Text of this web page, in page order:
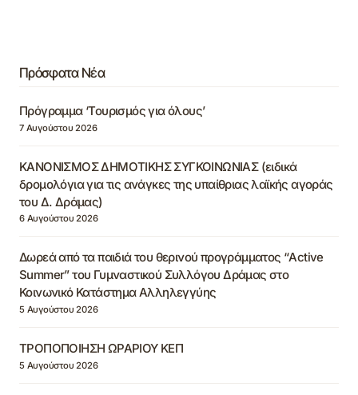
Πρόσφατα Νέα
Πρόγραμμα ‘Τουρισμός για όλους’
7 Αυγούστου 2026
ΚΑΝΟΝΙΣΜΟΣ ΔΗΜΟΤΙΚΗΣ ΣΥΓΚΟΙΝΩΝΙΑΣ (ειδικά
δρομολόγια για τις ανάγκες της υπαίθριας λαϊκής αγοράς
του Δ. Δράμας)
6 Αυγούστου 2026
Δωρεά από τα παιδιά του θερινού προγράμματος “Active
Summer” του Γυμναστικού Συλλόγου Δράμας στο
Κοινωνικό Κατάστημα Αλληλεγγύης
5 Αυγούστου 2026
ΤΡΟΠΟΠΟΙΗΣΗ ΩΡΑΡΙΟΥ ΚΕΠ
5 Αυγούστου 2026